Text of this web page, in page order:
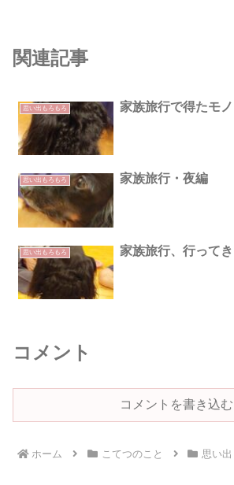
関連記事
思い出もろもろ 家族旅行で得たモノ
思い出もろもろ 家族旅行・夜編
思い出もろもろ 家族旅行、行って
コメント
コメントを書き込む
ホーム こてつのこと 思い